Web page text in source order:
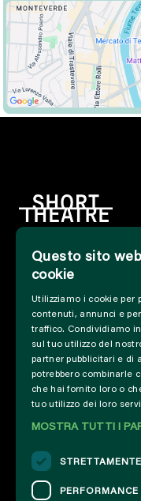
HOME
SOSTIENICI
CHI SIAMO
PARTNER
PROGETTI E
CUT / ANALOGUE
ARCHIVIO
DIARIO
© 2023 – Associazione
00185 Roma –
Questo sito
cookie
Utilizziamo i cookie per
contenuti, annunci e
traffico. Condividiamo
sul tuo utilizzo del
partner pubblicitari e di
potrebbero combinarle
che hai fornito loro o
tuo utilizzo dei loro
MOSTRA TUTTI I
PERFORMANCE